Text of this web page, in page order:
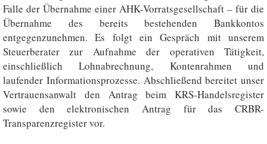
Falle der Übernahme einer AHK-Vorratsgesellschaft – für die
Übernahme des bereits bestehenden Bankkontos
entgegenzunehmen. Es folgt ein Gespräch mit unserem
Steuerberater zur Aufnahme der operativen Tätigkeit,
einschließlich Lohnabrechnung, Kontenrahmen und
laufender Informationsprozesse. Abschließend bereitet unser
Vertrauensanwalt den Antrag beim KRS-Handelsregister
sowie den elektronischen Antrag für das CRBR-
Transparenzregister vor.